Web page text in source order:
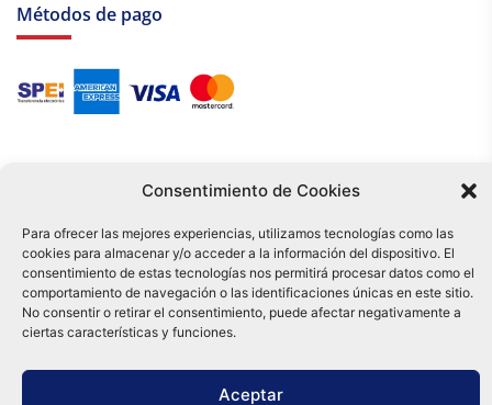
Consentimiento de Cookies
Para ofrecer las mejores experiencias, utilizamos tecnologías como las
cookies para almacenar y/o acceder a la información del dispositivo. El
consentimiento de estas tecnologías nos permitirá procesar datos como el
comportamiento de navegación o las identificaciones únicas en este sitio.
No consentir o retirar el consentimiento, puede afectar negativamente a
ciertas características y funciones.
Aceptar
Métodos de pago
Tu compra es respaldada por nuestro certificado SSL y operada bajo las
mejores prácticas de seguridad.
Distribuidora Tamex - México
e-commerce